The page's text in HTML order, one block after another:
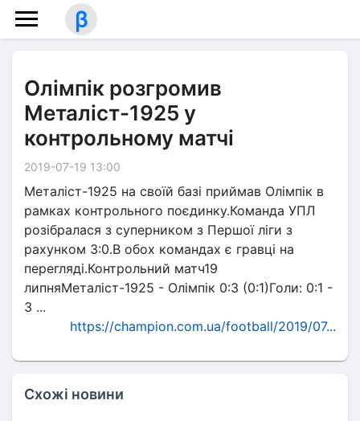
β
Олімпік розгромив
Металіст-1925 у
контрольному матчі
2019-07-19 13:00
Металіст-1925 на своїй базі приймав Олімпік в
рамках контрольного поєдинку.Команда УПЛ
розібралася з суперником з Першої ліги з
рахунком 3:0.В обох командах є гравці на
перегляді.Контрольний матч19
липняМеталіст-1925 - Олімпік 0:3 (0:1)Голи: 0:1 -
3 ...
https://champion.com.ua/football/2019/07...
Схожі новини